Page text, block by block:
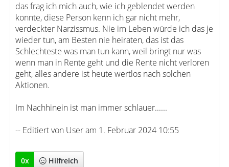
das frag ich mich auch, wie ich geblendet werden
konnte, diese Person kenn ich gar nicht mehr,
verdeckter Narzissmus. Nie im Leben würde ich das je
wieder tun, am Besten nie heiraten, das ist das
Schlechteste was man tun kann, weil bringt nur was
wenn man in Rente geht und die Rente nicht verloren
geht, alles andere ist heute wertlos nach solchen
Aktionen.
Im Nachhinein ist man immer schlauer......
-- Editiert von User am 1. Februar 2024 10:55
0x Hilfreich